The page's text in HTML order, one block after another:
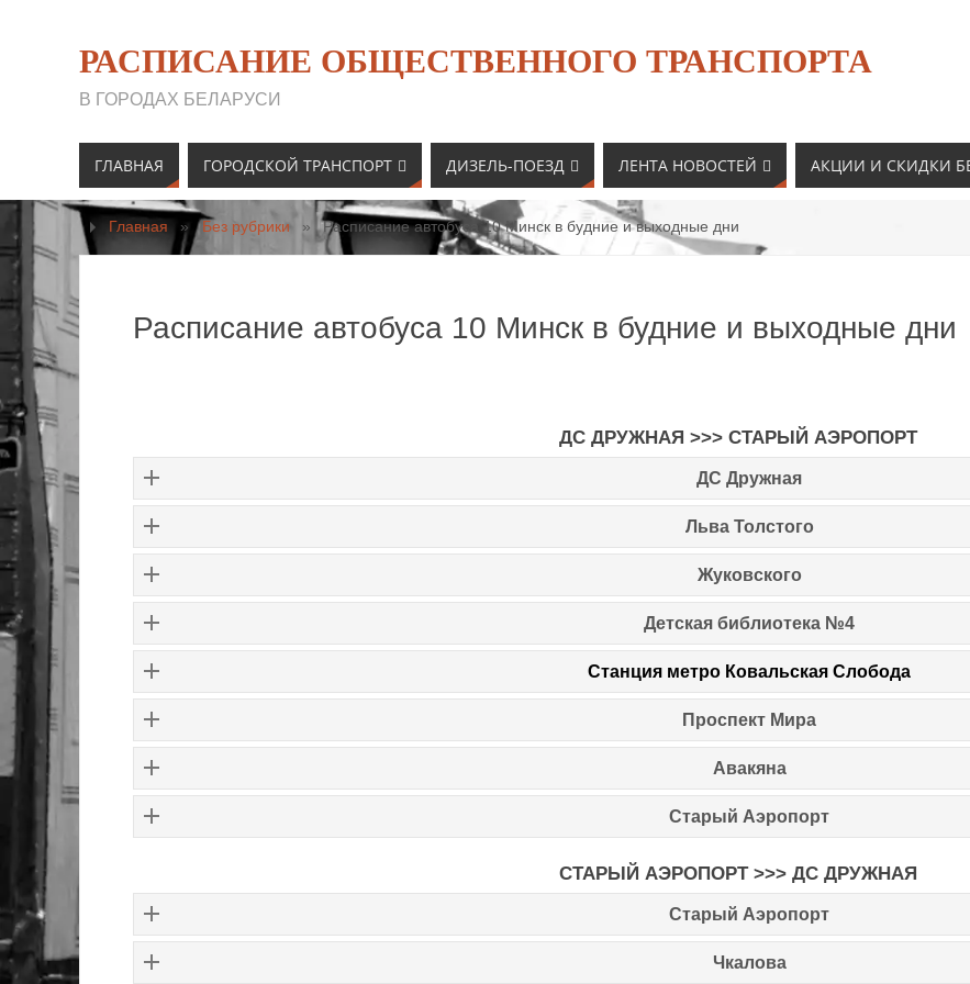
РАСПИСАНИЕ ОБЩЕСТВЕННОГО ТРАНСПОРТА
В ГОРОДАХ БЕЛАРУСИ
ГЛАВНАЯ ГОРОДСКОЙ ТРАНСПОРТ ДИЗЕЛЬ-ПОЕЗД ЛЕНТА НОВОСТЕЙ АКЦИИ И СКИДКИ
Главная » Без рубрики » Расписание автобуса 10 Минск в будние и выходные дни
Расписание автобуса 10 Минск в будние и выходные дни
ДС ДРУЖНАЯ >>> СТАРЫЙ АЭРОПОРТ
ДС Дружная
Льва Толстого
Жуковского
Детская библиотека №4
Станция метро Ковальская Слобода
Проспект Мира
Авакяна
Старый Аэропорт
СТАРЫЙ АЭРОПОРТ >>> ДС ДРУЖНАЯ
Старый Аэропорт
Чкалова